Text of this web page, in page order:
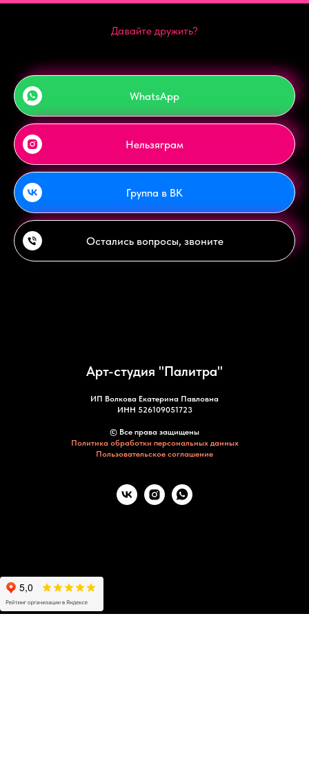
Давайте дружить?
WhatsApp
Нельзяграм
Группа в ВК
Остались вопросы, звоните
Арт-студия "Палитра"
ИП Волкова Екатерина Павловна
ИНН 526109051723
© Все права защищены
Политика обработки персональных данных
Пользовательское соглашение